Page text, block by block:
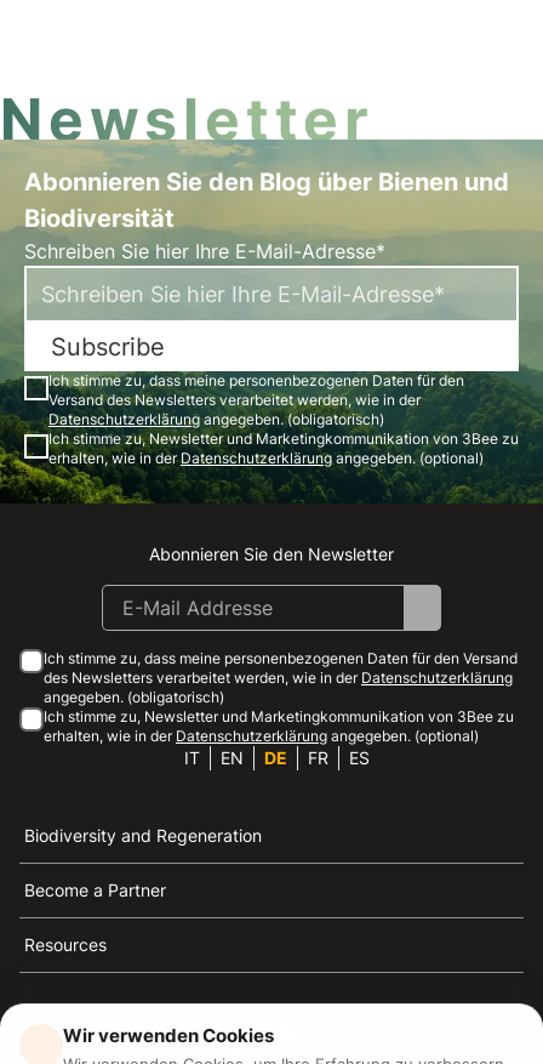
Newsletter
Abonnieren Sie den Blog über Bienen und
Biodiversität
Schreiben Sie hier Ihre E-Mail-Adresse*
Subscribe
Ich stimme zu, dass meine personenbezogenen Daten für den
Versand des Newsletters verarbeitet werden, wie in der
Datenschutzerklärungangegeben. (obligatorisch)
Ich stimme zu, Newsletter und Marketingkommunikation von 3Bee zu
erhalten, wie in derDatenschutzerklärungangegeben. (optional)
Instagram
Facebook
Linkedin
Youtube
Abonnieren Sie den Newsletter
Ich stimme zu, dass meine personenbezogenen Daten für den Versand
des Newsletters verarbeitet werden, wie in der Datenschutzerklärung
angegeben. (obligatorisch)
Ich stimme zu, Newsletter und Marketingkommunikation von 3Bee zu
erhalten, wie in der Datenschutzerklärung angegeben. (optional)
IT EN DE FR ES
Biodiversity and Regeneration
Become a Partner
Resources
Wir verwenden Cookies